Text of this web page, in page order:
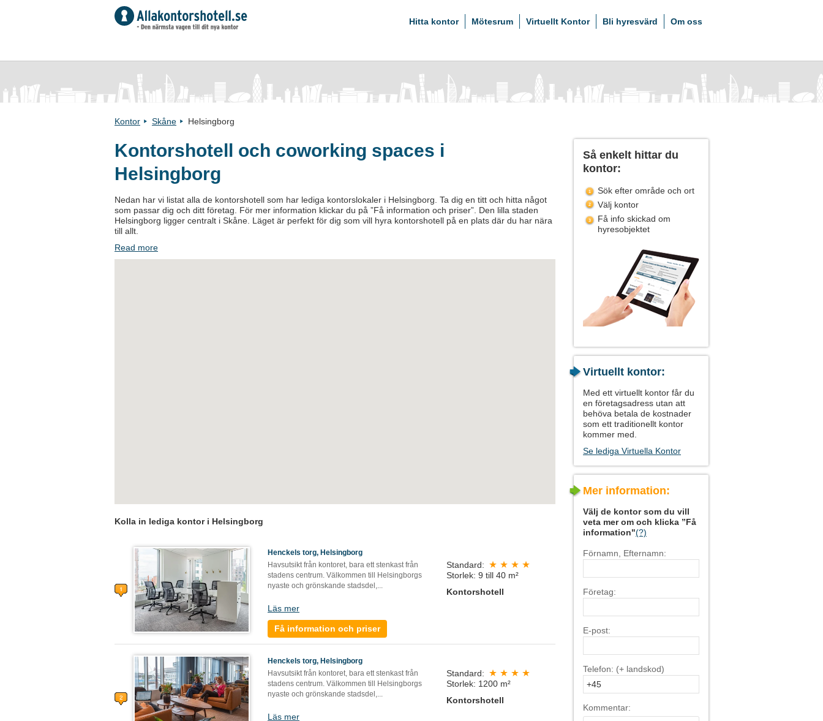
Hitta kontor Mötesrum Virtuellt Kontor Bli hyresvärd Om oss
Kontor Skåne Helsingborg
Kontorshotell och coworking spaces i
Helsingborg
Nedan har vi listat alla de kontorshotell som har lediga kontorslokaler i Helsingborg. Ta dig en titt och hitta något
som passar dig och ditt företag. För mer information klickar du på ”Få information och priser”. Den lilla staden
Helsingborg ligger centralt i Skåne. Läget är perfekt för dig som vill hyra kontorshotell på en plats där du har nära
till allt.
Read more
Kolla in lediga kontor i Helsingborg
Henckels torg, Helsingborg
Havsutsikt från kontoret, bara ett stenkast från
stadens centrum. Välkommen till Helsingborgs
nyaste och grönskande stadsdel,...
Läs mer
Få information och priser
Standard:
Storlek: 9 till 40 m²
Kontorshotell
Henckels torg, Helsingborg
Havsutsikt från kontoret, bara ett stenkast från
stadens centrum. Välkommen till Helsingborgs
nyaste och grönskande stadsdel,...
Läs mer
Standard:
Storlek: 1200 m²
Kontorshotell
Så enkelt hittar du
kontor:
Sök efter område och ort
Välj kontor
Få info skickad om
hyresobjektet
Virtuellt kontor:
Med ett virtuellt kontor får du
en företagsadress utan att
behöva betala de kostnader
som ett traditionellt kontor
kommer med.
Se lediga Virtuella Kontor
Mer information:
Välj de kontor som du vill
veta mer om och klicka ”Få
information"(?)
Förnamn, Efternamn:
Företag:
E-post:
Telefon: (+ landskod)
Kommentar: